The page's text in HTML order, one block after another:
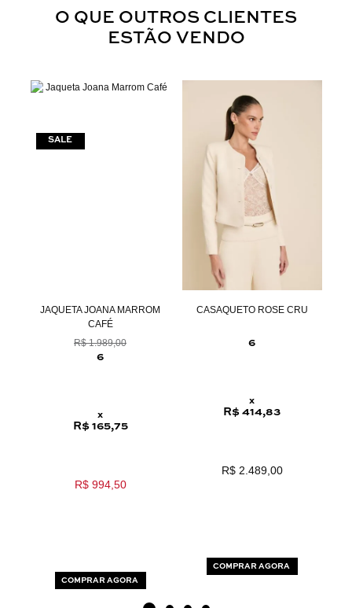
O QUE OUTROS CLIENTES
ESTÃO VENDO
JAQUETA JOANA MARROM
CAFÉ
R$ 1.989,00
6
x
R$ 165,75
R$ 994,50
COMPRAR AGORA
CASAQUETO ROSE CRU
6
x
R$ 414,83
R$ 2.489,00
COMPRAR AGORA